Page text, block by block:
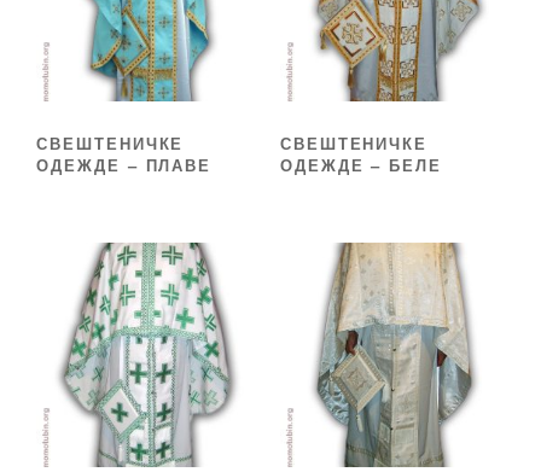
СВЕШТЕНИЧКЕ
ОДЕЖДЕ – ПЛАВЕ
СВЕШТЕНИЧКЕ
ОДЕЖДЕ – БЕЛЕ